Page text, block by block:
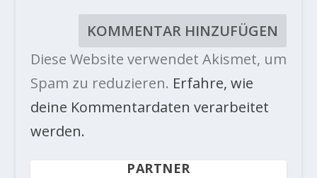
Diese Website verwendet Akismet, um
Spam zu reduzieren. Erfahre, wie
deine Kommentardaten verarbeitet
werden.
PARTNER